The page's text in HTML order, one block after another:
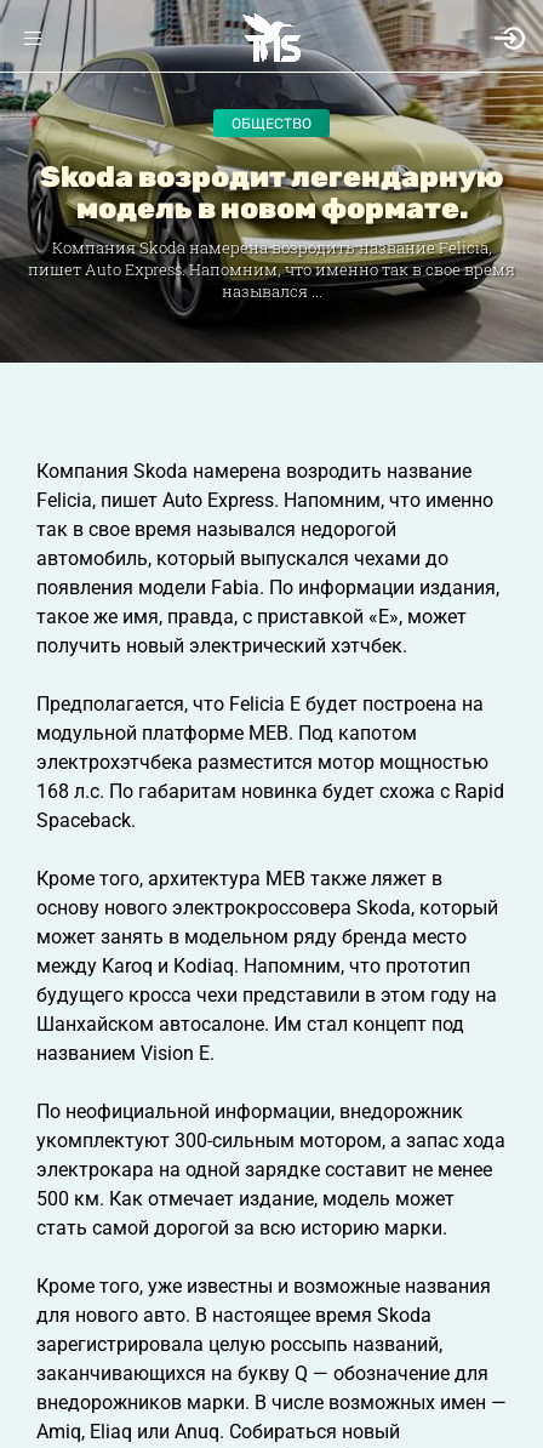
ОБЩЕСТВО
Skoda возродит легендарную
модель в новом формате.
Компания Skoda намерена возродить название Felicia,
пишет Auto Express. Напомним, что именно так в свое время
назывался ...
Компания Skoda намерена возродить название
Felicia, пишет Auto Express. Напомним, что именно
так в свое время назывался недорогой
автомобиль, который выпускался чехами до
появления модели Fabia. По информации издания,
такое же имя, правда, с приставкой «Е», может
получить новый электрический хэтчбек.
Предполагается, что Felicia Е будет построена на
модульной платформе MEB. Под капотом
электрохэтчбека разместится мотор мощностью
168 л.с. По габаритам новинка будет схожа с Rapid
Spaceback.
Кроме того, архитектура MEB также ляжет в
основу нового электрокроссовера Skoda, который
может занять в модельном ряду бренда место
между Karoq и Kodiaq. Напомним, что прототип
будущего кросса чехи представили в этом году на
Шанхайском автосалоне. Им стал концепт под
названием Vision E.
По неофициальной информации, внедорожник
укомплектуют 300-сильным мотором, а запас хода
электрокара на одной зарядке составит не менее
500 км. Как отмечает издание, модель может
стать самой дорогой за всю историю марки.
Кроме того, уже известны и возможные названия
для нового авто. В настоящее время Skoda
зарегистрировала целую россыпь названий,
заканчивающихся на букву Q — обозначение для
внедорожников марки. В числе возможных имен —
Amiq, Eliaq или Anuq. Собираться новый